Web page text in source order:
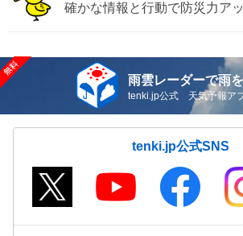
確かな情報と行動で防災力ア
雨雲レーダーで雨
tenki.jp公式 天気予報ア
tenki.jp公式SNS